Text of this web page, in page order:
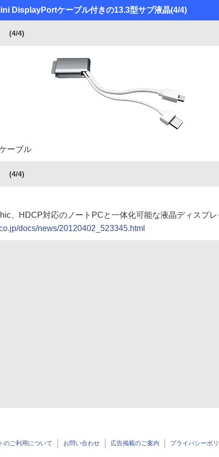
DisplayPortケーブル付きの13.3型サブ液晶(4/4)
(4/4)
ーブル
(4/4)
、HDCP対応のノートPCと一体化可能な液晶ディスプレ
docs/news/20120402_523345.html
のご利用について お問い合わせ 広告掲載のご案内 プライバシーポ